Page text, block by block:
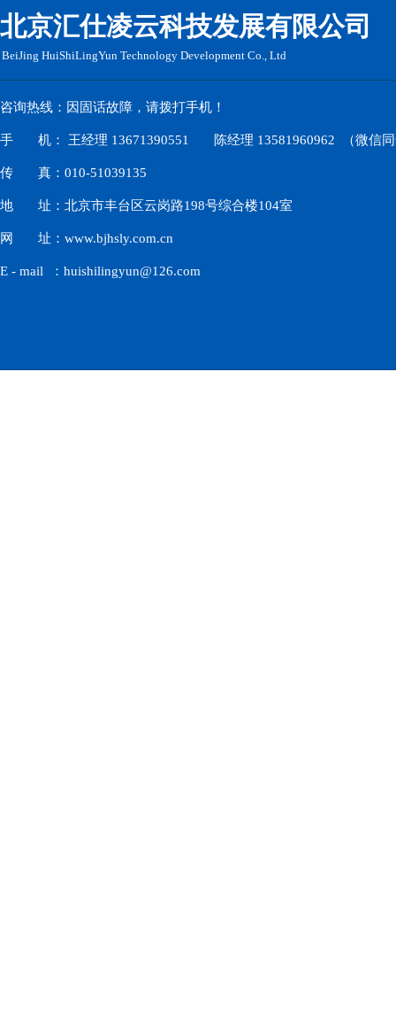
BeiJing HuiShiLingYun Technology Development Co., Ltd
​北京汇仕凌云科技发展有限公司
咨询热线：因固话故障，请拨打手机！
手 机： 王经理 13671390551 陈经理 13581960962 （微信同
传 真：010-51039135
地 址：北京市丰台区云岗路198号综合楼104室
网 址：www.bjhsly.com.cn
E - mail ：huishilingyun@126.com